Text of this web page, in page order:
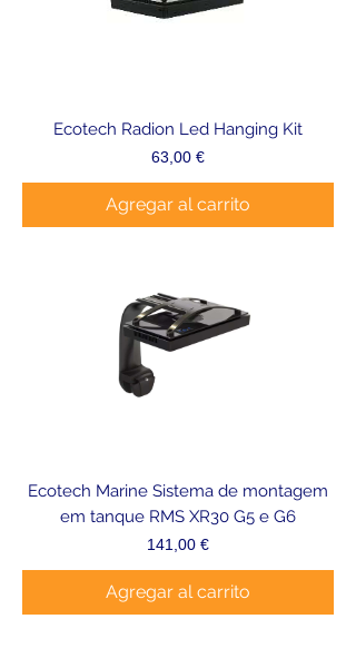
Ecotech Radion Led Hanging Kit
Precio
63,00 €
Agregar al carrito
Ecotech Marine Sistema de montagem
em tanque RMS XR30 G5 e G6
Precio
141,00 €
Agregar al carrito